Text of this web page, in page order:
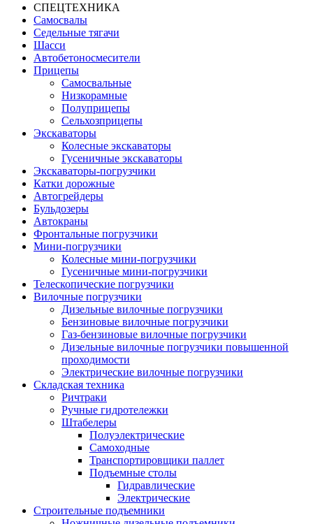
СПЕЦТЕХНИКА
Самосвалы
Седельные тягачи
Шасси
Автобетоно­смесители
Прицепы
Самосвальные
Низкорамные
Полуприцепы
Сельхозприцепы
Экскаваторы
Колесные экскаваторы
Гусеничные экскаваторы
Экскаваторы-погрузчики
Катки дорожные
Автогрейдеры
Бульдозеры
Автокраны
Фронтальные погрузчики
Мини-погрузчики
Колесные мини-погрузчики
Гусеничные мини-погрузчики
Телескопические погрузчики
Вилочные погрузчики
Дизельные вилочные погрузчики
Бензиновые вилочные погрузчики
Газ-бензиновые вилочные погрузчики
Дизельные вилочные погрузчики повышенной
проходимости
Электрические вилочные погрузчики
Складская техника
Ричтраки
Ручные гидротележки
Штабелеры
Полуэлектрические
Самоходные
Транспортировщики паллет
Подъемные столы
Гидравлические
Электрические
Строительные подъемники